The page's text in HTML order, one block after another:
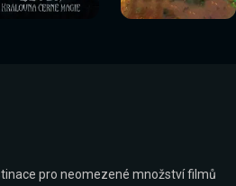
nyní
nyní
nyní
nyní
pro neomezené množství filmů